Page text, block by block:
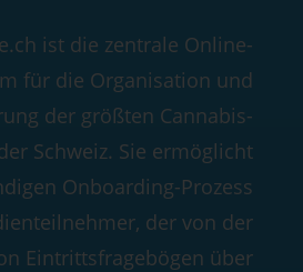
ist die zentrale Online-
für die Organisation und
der größten Cannabis-
Schweiz. Sie ermöglicht
Onboarding-Prozess
der von der
Eintrittsfragebögen über